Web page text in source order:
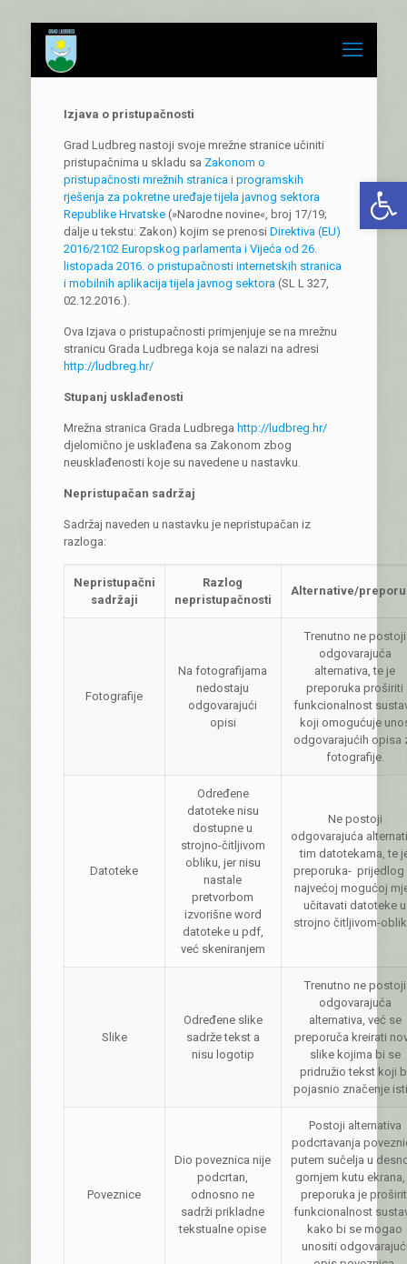
Izjava o pristupačnosti
Grad Ludbreg nastoji svoje mrežne stranice učiniti
pristupačnima u skladu sa Zakonom o
pristupačnosti mrežnih stranica i programskih
rješenja za pokretne uređaje tijela javnog sektora
Republike Hrvatske(»Narodne novine«, broj 17/19;
dalje u tekstu: Zakon) kojim se prenosi Direktiva (EU)
2016/2102 Europskog parlamenta i Vijeća od 26.
listopada 2016. o pristupačnosti internetskih stranica
i mobilnih aplikacija tijela javnog sektora(SL L 327,
02.12.2016.).
Ova Izjava o pristupačnosti primjenjuje se na mrežnu
stranicu Grada Ludbrega koja se nalazi na adresi
http://ludbreg.hr/
Stupanj usklađenosti
Mrežna stranica Grada Ludbrega http://ludbreg.hr/
djelomično je usklađena sa Zakonom zbog
neusklađenosti koje su navedene u nastavku.
Nepristupačan sadržaj
Sadržaj naveden u nastavku je nepristupačan iz
razloga:
Nepristupačni
sadržaji
Razlog
nepristupačnosti
Alternative/
Fotografije
Na fotografijama
nedostaju
odgovarajući
opisi
Trenutno ne postoji
odgovarajuća
alternativa, te je
preporuka proširiti
funkcionalnost
koji omogućuje
odgovarajućih opisa
fotografije.
Datoteke
Određene
datoteke nisu
dostupne u
strojno-čitljivom
obliku, jer nisu
nastale
pretvorbom
izvorišne word
datoteke u pdf,
već skeniranjem
Ne postoji
odgovarajuća
tim datotekama, te
preporuka-
najvećoj mogućoj
učitavati datoteke u
strojno čitljivom-
Slike
Određene slike
sadrže tekst a
nisu logotip
Trenutno ne postoji
odgovarajuća
alternativa, već se
preporuča kreirati
slike kojima bi se
pridružio tekst koji
pojasnio značenje
Poveznice
Dio poveznica nije
podcrtan,
odnosno ne
sadrži prikladne
tekstualne opise
Postoji alternativa
podcrtavanja
putem sučelja u
gornjem kutu ekrana,
preporuka je
funkcionalnost
kako bi se mogao
unositi